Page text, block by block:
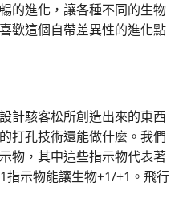
的進化，讓各種不同的生物
歡這個自帶差異性的進化點
計駭客松所創造出來的東西
打孔技術還能做什麼。我們
物，其中這些指示物代表著
指示物能讓生物+1/+1。飛行